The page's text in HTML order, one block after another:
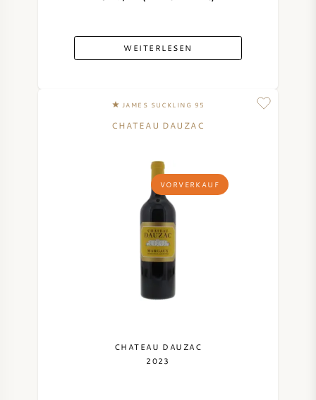
WEITERLESEN
JAMES SUCKLING 95
VORVERKAUF
CHATEAU DAUZAC
CHATEAU DAUZAC
2023